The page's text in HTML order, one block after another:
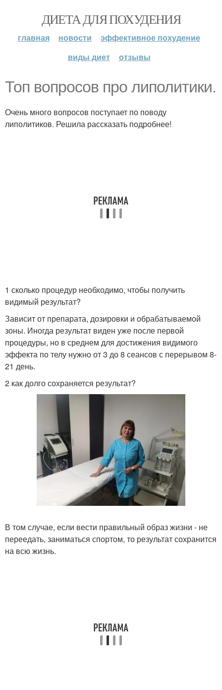
ДИЕТА ДЛЯ ПОХУДЕНИЯ
главная новости
эффективное похудение
виды диет
отзывы
Топ вопросов про липолитики.
Очень много вопросов поступает по поводу
липолитиков. Решила рассказать подробнее!
1 сколько процедур необходимо, чтобы получить
видимый результат?
Зависит от препарата, дозировки и обрабатываемой
зоны. Иногда результат виден уже после первой
процедуры, но в среднем для достижения видимого
эффекта по телу нужно от 3 до 8 сеансов с перерывом 8-
21 день.
2 как долго сохраняется результат?
В том случае, если вести правильный образ жизни - не
переедать, заниматься спортом, то результат сохранится
на всю жизнь.